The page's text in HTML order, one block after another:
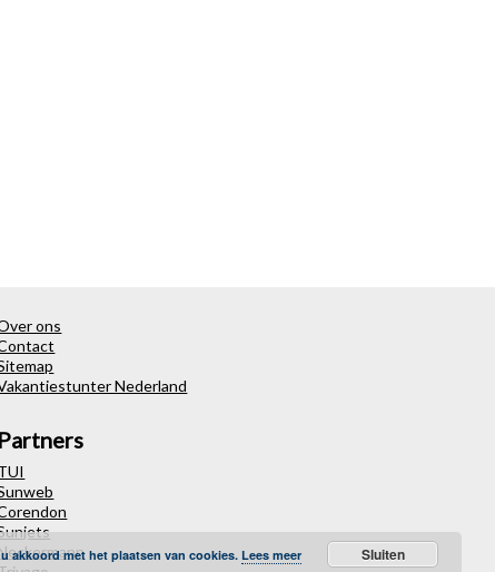
ons
Nederland
Partners
akkoord met het plaatsen van cookies. Lees meer Sluiten